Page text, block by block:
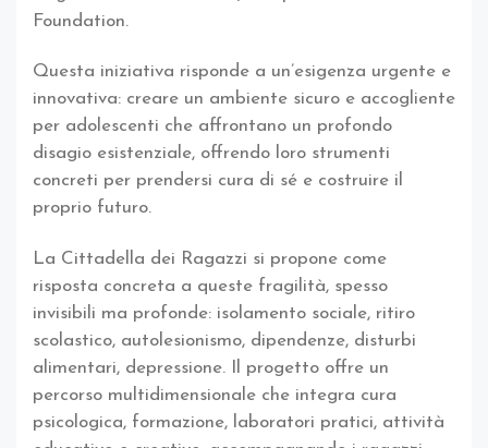
Foundation.
Questa iniziativa risponde a un’esigenza urgente e
innovativa: creare un ambiente sicuro e accogliente
per adolescenti che affrontano un profondo
disagio esistenziale, offrendo loro strumenti
concreti per prendersi cura di sé e costruire il
proprio futuro.
La Cittadella dei Ragazzi si propone come
risposta concreta a queste fragilità, spesso
invisibili ma profonde: isolamento sociale, ritiro
scolastico, autolesionismo, dipendenze, disturbi
alimentari, depressione. Il progetto offre un
percorso multidimensionale che integra cura
psicologica, formazione, laboratori pratici, attività